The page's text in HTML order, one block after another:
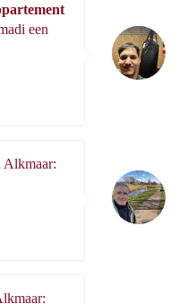
een
Alkmaar: